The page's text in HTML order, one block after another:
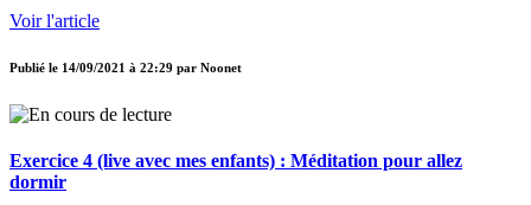
Voir l'article
Publié le 14/09/2021 à 22:29 par Noonet
Exercice 4 (live avec mes enfants) : Méditation pour allez
dormir